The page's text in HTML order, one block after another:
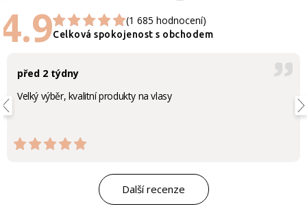
4.9 (1 685 hodnocení)
Celková spokojenost s obchodem
před 2 týdny
Velký výběr, kvalitní produkty na vlasy
Další recenze